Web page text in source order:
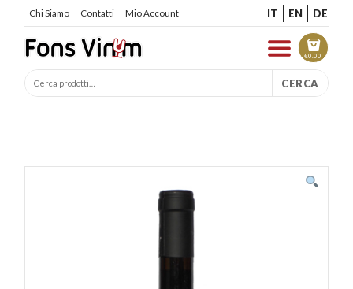
Chi Siamo Contatti Mio Account IT EN DE
€0.00
CERCA